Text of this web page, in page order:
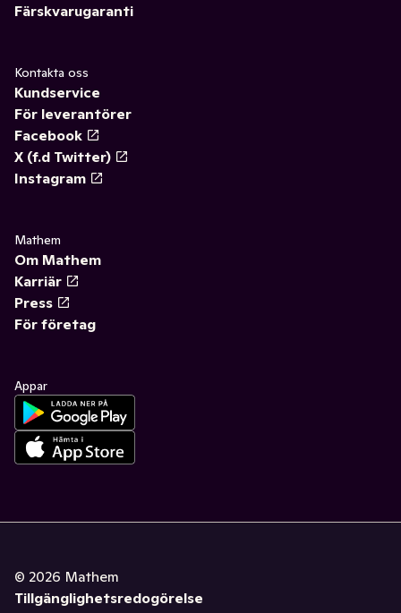
Färskvarugaranti
Kontakta oss
Kundservice
För leverantörer
Facebook
X (f.d Twitter)
Instagram
Mathem
Om Mathem
Karriär
Press
För företag
Appar
© 2026 Mathem
Tillgänglighetsredogörelse